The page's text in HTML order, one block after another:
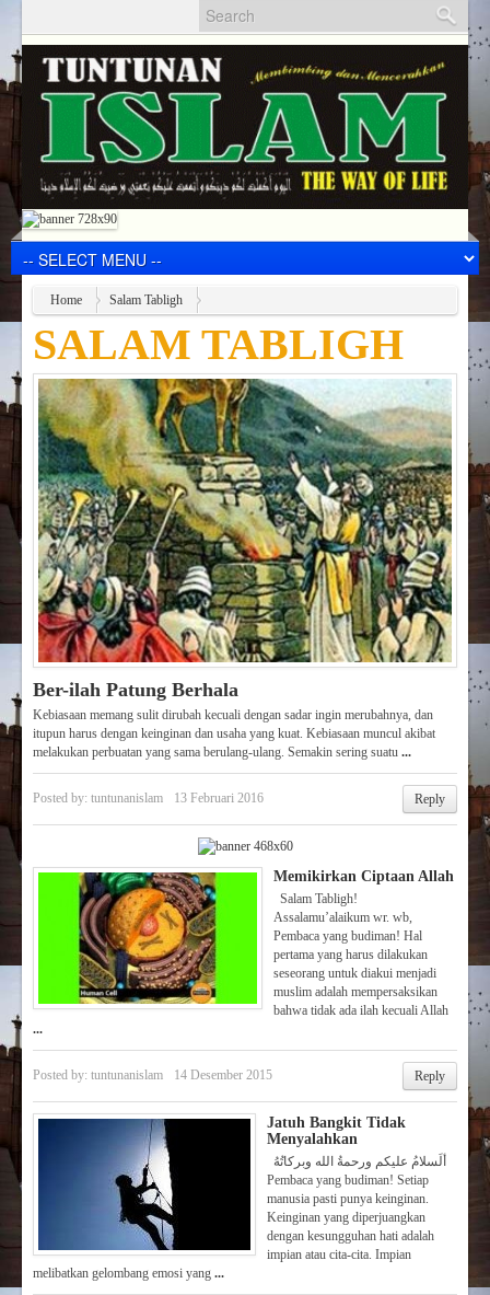
Home Salam Tabligh
SALAM TABLIGH
Ber-ilah Patung Berhala
Kebiasaan memang sulit dirubah kecuali dengan sadar ingin merubahnya, dan
itupun harus dengan keinginan dan usaha yang kuat. Kebiasaan muncul akibat
melakukan perbuatan yang sama berulang-ulang. Semakin sering suatu ...
Posted by: tuntunanislam 13 Februari 2016 Reply
Memikirkan Ciptaan Allah
Salam Tabligh!
Assalamu’alaikum wr. wb,
Pembaca yang budiman! Hal
pertama yang harus dilakukan
seseorang untuk diakui menjadi
muslim adalah mempersaksikan
bahwa tidak ada ilah kecuali Allah
...
Posted by: tuntunanislam 14 Desember 2015 Reply
Jatuh Bangkit Tidak
Menyalahkan
Pembaca yang budiman! Setiap
manusia pasti punya keinginan.
Keinginan yang diperjuangkan
dengan kesungguhan hati adalah
impian atau cita-cita. Impian
melibatkan gelombang emosi yang ...